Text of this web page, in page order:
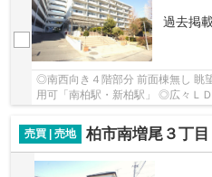
過去掲
◎南西向き４階部分 前面棟無し 眺
用可「南柏駅・新柏駅」 ◎広々Ｌ
売買 | 売地
柏市南増尾３丁